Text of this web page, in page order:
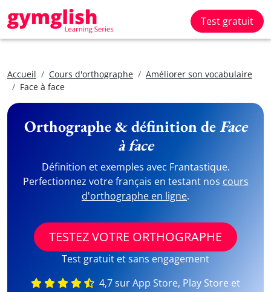
Test gratuit
Accueil Cours d'orthographe
Améliorer son vocabulaire
Face à face
Orthographe & définition deFace
à face
Définition et exemples avec Frantastique.
Perfectionnez votre français en testant nos cours
d'orthographe en ligne.
TESTEZ VOTRE ORTHOGRAPHE
Test gratuit et sans engagement
4,7 sur App Store, Play Store et